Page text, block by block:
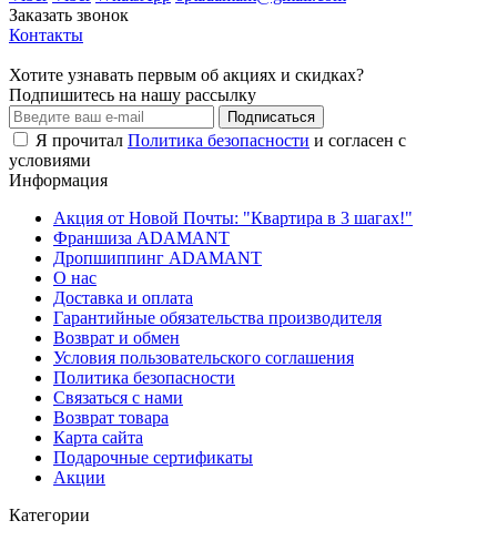
Заказать звонок
Контакты
Хотите узнавать первым об акциях и скидках?
Подпишитесь на нашу рассылку
Подписаться
Я прочитал Политика безопасности и согласен с
условиями
Информация
Акция от Новой Почты: "Квартира в 3 шагах!"
Франшиза ADAMANT
Дропшиппинг ADAMANT
О нас
Доставка и оплата
Гарантийные обязательства производителя
Возврат и обмен
Условия пользовательского соглашения
Политика безопасности
Связаться с нами
Возврат товара
Карта сайта
Подарочные сертификаты
Акции
Категории